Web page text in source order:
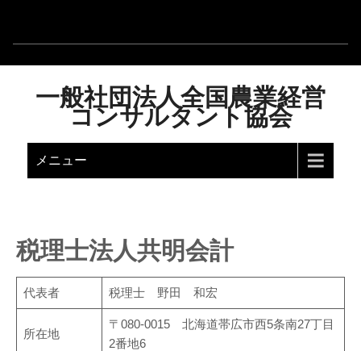
一般社団法人全国農業経営
コンサルタント協会
メニュー
税理士法人共明会計
代表者 税理士 野田 和宏
所在地
〒080-0015 北海道帯広市西5条南27丁目
2番地6